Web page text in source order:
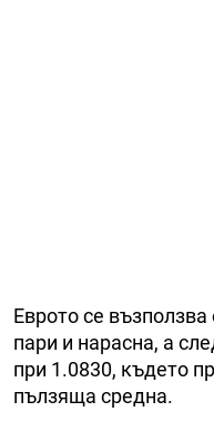
Еврото се възползва
пари и нарасна, а
при 1.0830, където
пълзяща средна.